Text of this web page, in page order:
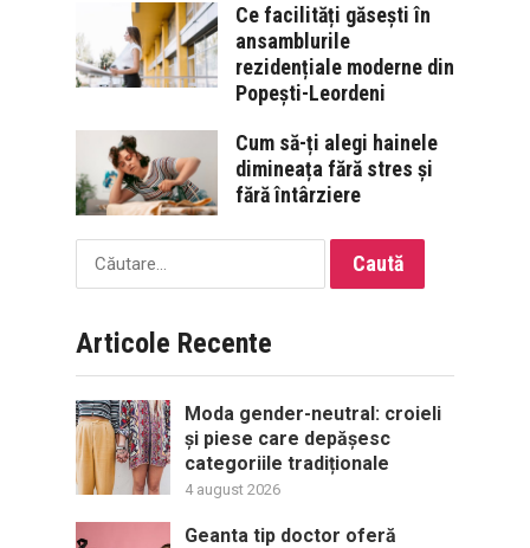
Ce facilități găsești în
ansamblurile
rezidențiale moderne din
Popești-Leordeni
Cum să-ți alegi hainele
dimineața fără stres și
fără întârziere
Caută
după:
Articole Recente
Moda gender-neutral: croieli
și piese care depășesc
categoriile tradiționale
4 august 2026
Geanta tip doctor oferă